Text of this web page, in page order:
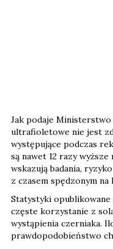
Jak podaje
ultrafioletowe nie jest
występujące podczas
są nawet 12 razy wyższe
wskazują badania,
z czasem spędzonym
Statystyki
częste korzystanie z
wystąpienia czerniaka.
prawdopodobieństwo